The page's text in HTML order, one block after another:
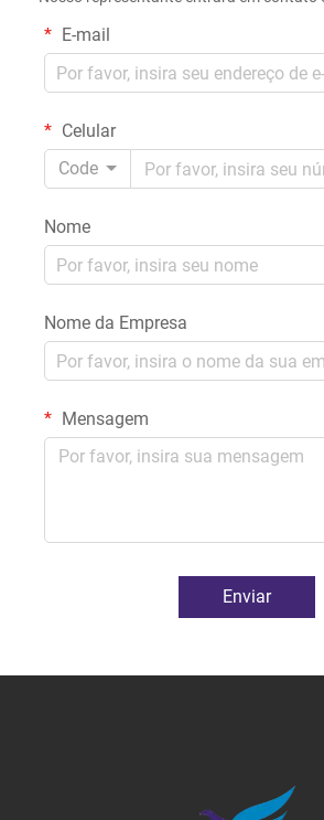
E-mail
Celular
Code
Nome
Nome da Empresa
Mensagem
Enviar